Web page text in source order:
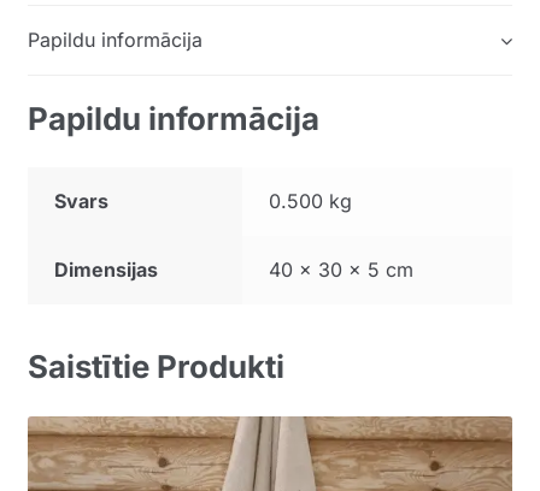
Papildu informācija
Papildu informācija
Svars 0.500 kg
Dimensijas 40 × 30 × 5 cm
Saistītie Produkti